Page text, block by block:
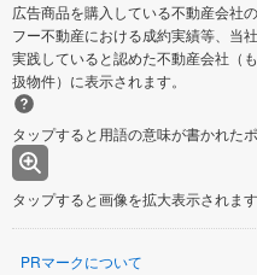
広告商品を購入している不動産会社
フー不動産における成約実績等、当
実践していると認めた不動産会社（
扱物件）に表示されます。
タップすると用語の意味が書かれた
タップすると画像を拡大表示されます
PRマークについて